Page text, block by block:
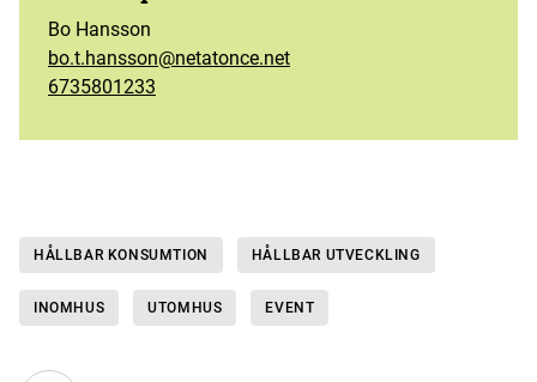
Bo Hansson
bo.t.hansson@netatonce.net
6735801233
HÅLLBAR KONSUMTION HÅLLBAR UTVECKLING
INOMHUS UTOMHUS EVENT